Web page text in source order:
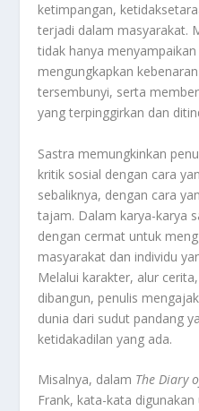
ketimpangan,
terjadi dalam masyarakat.
tidak hanya
mengungkapkan
tersembunyi, serta
yang terpinggirkan dan
Sastra memungkinkan
kritik sosial dengan cara
sebaliknya, dengan cara
tajam. Dalam karya-karya
dengan cermat untuk
masyarakat dan individu
Melalui karakter, alur
dibangun, penulis
dunia dari sudut pandang
ketidakadilan yang ada.
Misalnya, dalam The Diary
Frank, kata-kata